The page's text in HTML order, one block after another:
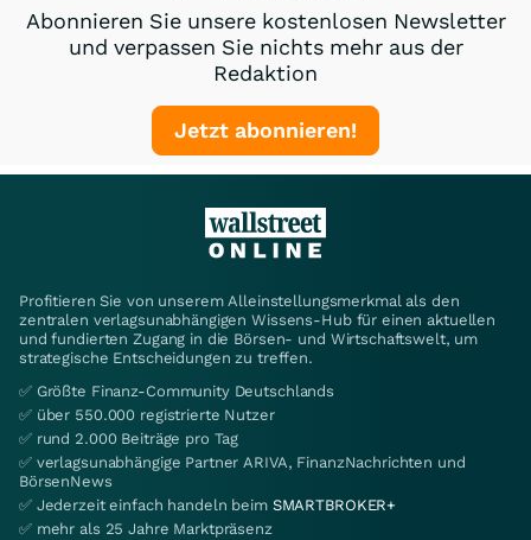
Abonnieren Sie unsere kostenlosen Newsletter
und verpassen Sie nichts mehr aus der
Redaktion
Jetzt abonnieren!
Profitieren Sie von unserem Alleinstellungsmerkmal als den
zentralen verlagsunabhängigen Wissens-Hub für einen aktuellen
und fundierten Zugang in die Börsen- und Wirtschaftswelt, um
strategische Entscheidungen zu treffen.
✅ Größte Finanz-Community Deutschlands
✅ über 550.000 registrierte Nutzer
✅ rund 2.000 Beiträge pro Tag
✅ verlagsunabhängige Partner ARIVA, FinanzNachrichten und
BörsenNews
✅ Jederzeit einfach handeln beim SMARTBROKER+
✅ mehr als 25 Jahre Marktpräsenz